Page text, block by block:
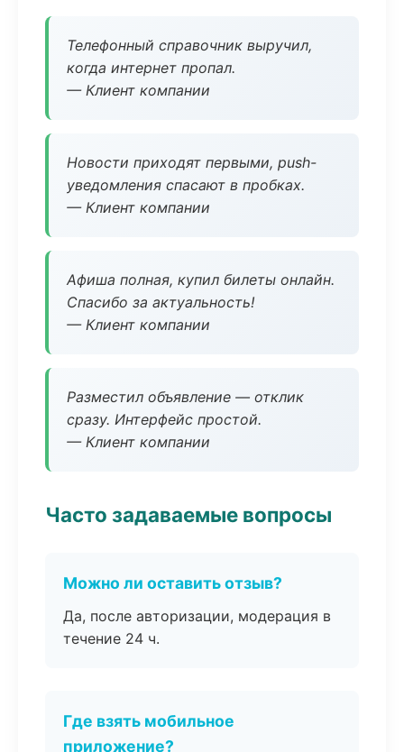
Телефонный справочник выручил,
когда интернет пропал.
— Клиент компании
Новости приходят первыми, push-
уведомления спасают в пробках.
— Клиент компании
Афиша полная, купил билеты онлайн.
Спасибо за актуальность!
— Клиент компании
Разместил объявление — отклик
сразу. Интерфейс простой.
— Клиент компании
Часто задаваемые вопросы
Можно ли оставить отзыв?
Да, после авторизации, модерация в
течение 24 ч.
Где взять мобильное
приложение?